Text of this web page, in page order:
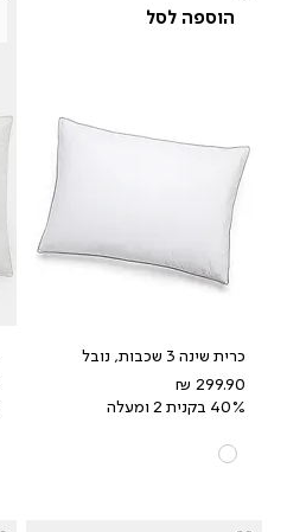
הוספה לסל
כרית שינה 3 שכבות, נובל
מחיר
40% בקנית 2 ומעלה